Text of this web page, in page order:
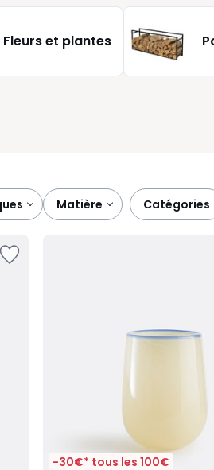
Fleurs et plantes
matière catégories
-30€* tous les 100€